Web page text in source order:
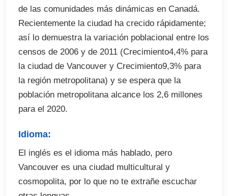
de las comunidades más dinámicas en Canadá.
Recientemente la ciudad ha crecido rápidamente;
así lo demuestra la variación poblacional entre los
censos de 2006 y de 2011 (Crecimiento4,4% para
la ciudad de Vancouver y Crecimiento9,3% para
la región metropolitana) y se espera que la
población metropolitana alcance los 2,6 millones
para el 2020.
Idioma:
El inglés es el idioma más hablado, pero
Vancouver es una ciudad multicultural y
cosmopolita, por lo que no te extrañe escuchar